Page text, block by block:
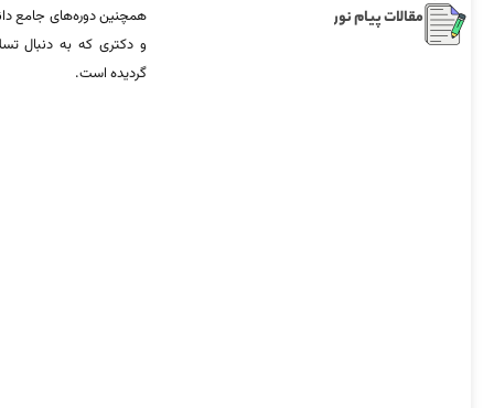
مقالات پیام نور
همچنین دوره‌های جامع
و دکتری که به دنبال
گردیده است.